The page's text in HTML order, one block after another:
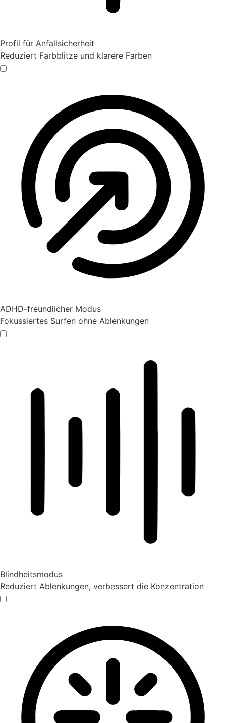
Profil für Anfallsicherheit
Reduziert Farbblitze und klarere Farben
ADHD-freundlicher Modus
Fokussiertes Surfen ohne Ablenkungen
Blindheitsmodus
Reduziert Ablenkungen, verbessert die Konzentration